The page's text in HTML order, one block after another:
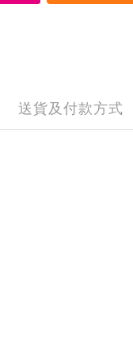
送貨及付款方式